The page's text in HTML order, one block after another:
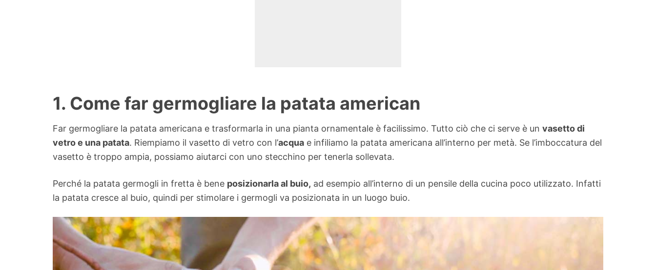
1. Come far germogliare la patata american
Far germogliare la patata americana e trasformarla in una pianta ornamentale è facilissimo. Tutto ciò che ci serve è un vasetto di
vetro e una patata. Riempiamo il vasetto di vetro con l’acqua e infiliamo la patata americana all’interno per metà. Se l’imboccatura del
vasetto è troppo ampia, possiamo aiutarci con uno stecchino per tenerla sollevata.
Perché la patata germogli in fretta è bene posizionarla al buio, ad esempio all’interno di un pensile della cucina poco utilizzato. Infatti
la patata cresce al buio, quindi per stimolare i germogli va posizionata in un luogo buio.